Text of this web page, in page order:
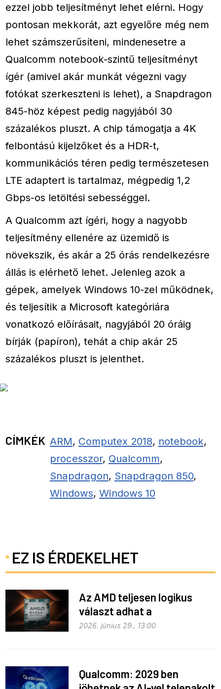
ezzel jobb teljesítményt lehet elérni. Hogy
pontosan mekkorát, azt egyelőre még nem
lehet számszerűsíteni, mindenesetre a
Qualcomm notebook-szintű teljesítményt
ígér (amivel akár munkát végezni vagy
fotókat szerkeszteni is lehet), a Snapdragon
845-höz képest pedig nagyjából 30
százalékos pluszt. A chip támogatja a 4K
felbontású kijelzőket és a HDR-t,
kommunikációs téren pedig természetesen
LTE adaptert is tartalmaz, mégpedig 1,2
Gbps-os letöltési sebességgel.
A Qualcomm azt ígéri, hogy a nagyobb
teljesítmény ellenére az üzemidő is
növekszik, és akár a 25 órás rendelkezésre
állás is elérhető lehet. Jelenleg azok a
gépek, amelyek Windows 10-zel működnek,
és teljesítik a Microsoft kategóriára
vonatkozó előírásait, nagyjából 20 óráig
bírják (papíron), tehát a chip akár 25
százalékos pluszt is jelenthet.
CÍMKÉK ARM, Computex 2018, notebook,
processzor, Qualcomm,
Snapdragon, Snapdragon 850,
Windows, Windows 10
EZ IS ÉRDEKELHET
Az AMD teljesen logikus
választ adhat a
memóriaválságra
2026. június 29., 13:00
Qualcomm: 2029 ben